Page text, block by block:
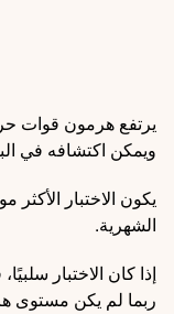
يرتفع هرمون قوات
ويمكن اكتشافه في
يكون الاختبار الأكثر
الشهرية.
إذا كان الاختبار
ربما لم يكن مستوى